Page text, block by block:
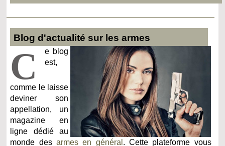
Blog d'actualité sur les armes
C
e blog
est,
comme le laisse
deviner son
appellation, un
magazine en
ligne dédié au
monde desarmes en général . Cette plateforme vous